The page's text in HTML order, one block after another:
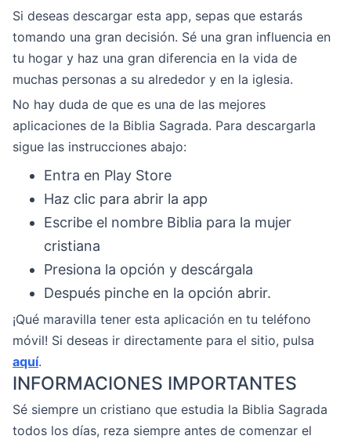
Si deseas descargar esta app, sepas que estarás
tomando una gran decisión. Sé una gran influencia en
tu hogar y haz una gran diferencia en la vida de
muchas personas a su alrededor y en la iglesia.
No hay duda de que es una de las mejores
aplicaciones de la Biblia Sagrada. Para descargarla
sigue las instrucciones abajo:
Entra en Play Store
Haz clic para abrir la app
Escribe el nombre Biblia para la mujer
cristiana
Presiona la opción y descárgala
Después pinche en la opción abrir.
¡Qué maravilla tener esta aplicación en tu teléfono
móvil! Si deseas ir directamente para el sitio, pulsa
aquí.
INFORMACIONES IMPORTANTES
Sé siempre un cristiano que estudia la Biblia Sagrada
todos los días, reza siempre antes de comenzar el